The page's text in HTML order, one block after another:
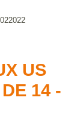
US
14 -